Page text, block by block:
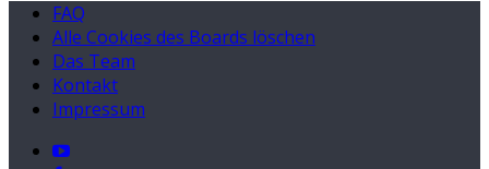
FAQ
Alle Cookies des Boards löschen
Das Team
Kontakt
Impressum